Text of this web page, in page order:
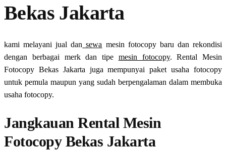
Bekas Jakarta
kami melayani jual dan sewa mesin fotocopy baru dan rekondisi
dengan berbagai merk dan tipe mesin fotocopy. Rental Mesin
Fotocopy Bekas Jakarta juga mempunyai paket usaha fotocopy
untuk pemula maupun yang sudah berpengalaman dalam membuka
usaha fotocopy.
Jangkauan Rental Mesin
Fotocopy Bekas Jakarta